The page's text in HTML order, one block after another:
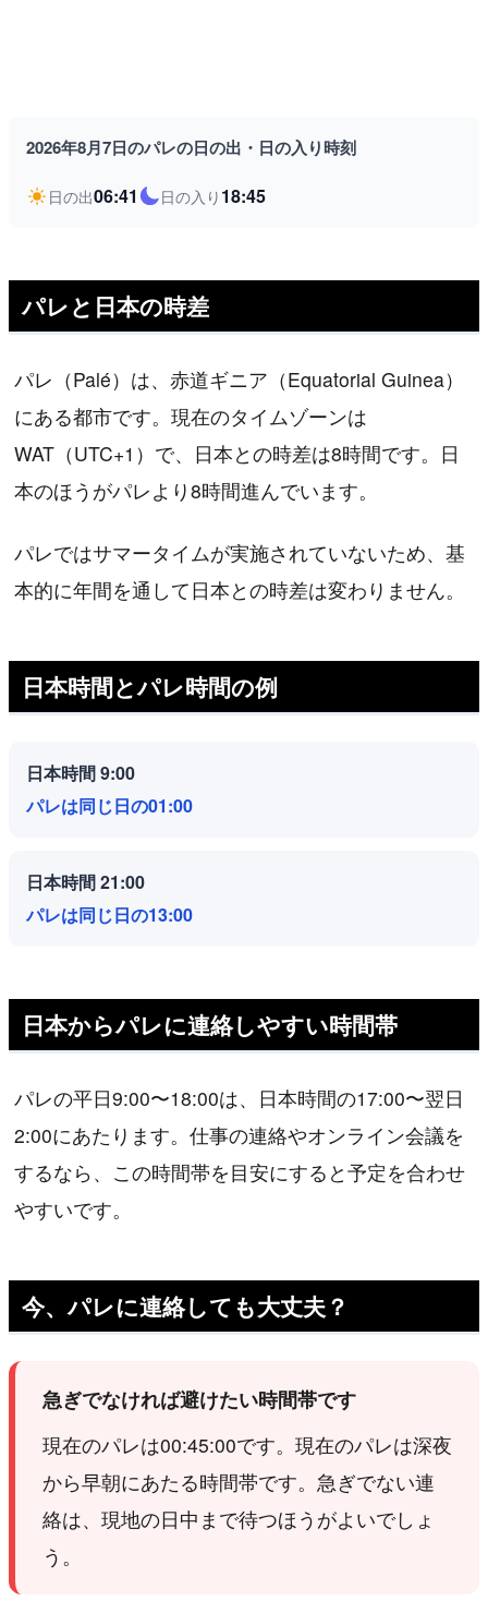
2026年8月7日のパレの日の出・日の入り時刻
日の出06:41 日の入り 18:45
パレと日本の時差
パレ（Palé）は、赤道ギニア（Equatorial Guinea）
にある都市です。現在のタイムゾーンは
WAT（UTC+1）で、日本との時差は8時間です。日
本のほうがパレより8時間進んでいます。
パレではサマータイムが実施されていないため、基
本的に年間を通して日本との時差は変わりません。
日本時間とパレ時間の例
日本時間 9:00
パレは同じ日の01:00
日本時間 21:00
パレは同じ日の13:00
日本からパレに連絡しやすい時間帯
パレの平日9:00〜18:00は、日本時間の17:00〜翌日
2:00にあたります。仕事の連絡やオンライン会議を
するなら、この時間帯を目安にすると予定を合わせ
やすいです。
今、パレに連絡しても大丈夫？
急ぎでなければ避けたい時間帯です
現在のパレは00:45:00です。現在のパレは深夜
から早朝にあたる時間帯です。急ぎでない連
絡は、現地の日中まで待つほうがよいでしょ
う。